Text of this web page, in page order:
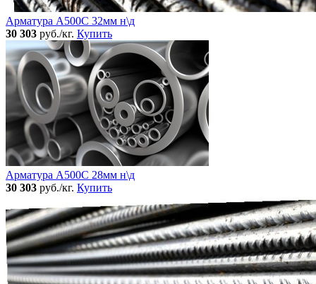
Арматура А500С 32мм н\д
30 303 руб./кг. Купить
Арматура А500С 28мм н\д
30 303 руб./кг. Купить